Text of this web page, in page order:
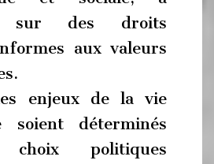
sur des droits
aux valeurs
enjeux de la vie
soient déterminés
politiques